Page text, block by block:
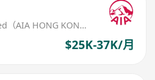
AIA International Limited（AIA HONG KONG）
$25K-37K/月